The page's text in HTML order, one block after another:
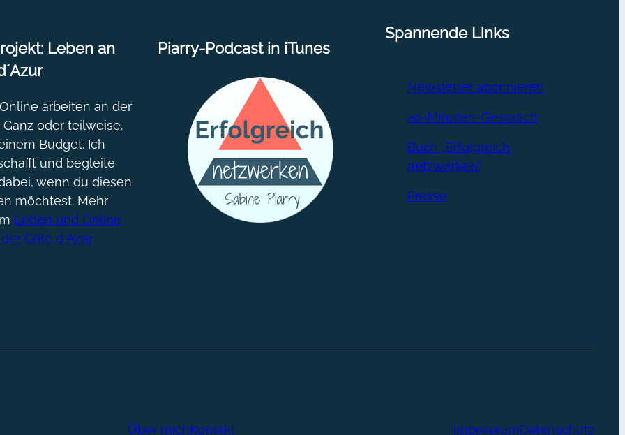
Leben an
arbeiten an der
Ganz oder teilweise.
Budget. Ich
und begleite
wenn du diesen
möchtest. Mehr
Leben und Online
Côte d´Azur
Piarry-Podcast in iTunes
Spannende Links
Newsletter abonnieren
20-Minuten-Gespräch
Buch „Erfolgreich
netzwerken“
Presse
Über michKontakt ImpressumDatenschutz